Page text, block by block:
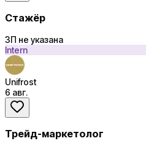
Стажёр
ЗП не указана
Intern
Unifrost
6 авг.
Трейд-маркетолог